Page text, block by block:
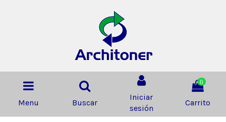
Menu Buscar
Iniciar
sesión
0
Carrito